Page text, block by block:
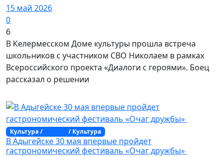
15 май 2026
0
6
В Келермесском Доме культуры прошла встреча
школьников с участником СВО Николаем в рамках
Всероссийского проекта «Диалоги с героями». Боец
рассказал о решении
Культура / / Культура
В Адыгейске 30 мая впервые пройдет
гастрономический фестиваль «Очаг дружбы»